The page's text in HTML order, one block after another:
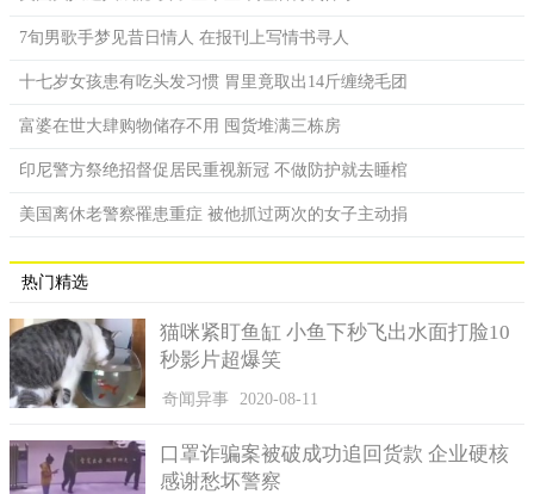
拉里萨在接受记者采访时伤心地提到了男友在遇难时的最后
她表示，男友吻了她之后，他就将身上的衣服脱了下来，和
大家一起跳进了水里。临走前他还告诉她说，要等他回来，还说
很爱自己，谁也没料到那竟然是他最后对她说的话。
当时他们比赛正在劲头上，等游到下一个海岸时，很多人都
选择放弃了，只有她的未婚夫和姐夫加百列二人一直坚持游下
7旬男歌手梦见昔日情人 在报刊上写情书寻人
十七岁女孩患有吃头发习惯 胃里竟取出14斤缠绕毛团
富婆在世大肆购物储存不用 囤货堆满三栋房
印尼警方祭绝招督促居民重视新冠 不做防护就去睡棺
美国离休老警察罹患重症 被他抓过两次的女子主动捐
热门精选
猫咪紧盯鱼缸 小鱼下秒飞出水面打脸10
秒影片超爆笑
奇闻异事 2020-08-11
口罩诈骗案被破成功追回货款 企业硬核
感谢愁坏警察